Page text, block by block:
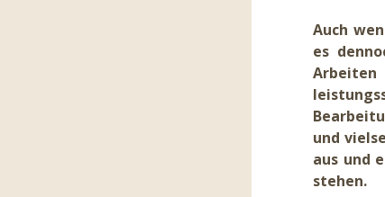
Auch
es
Arbeiten
und
aus und
stehen.